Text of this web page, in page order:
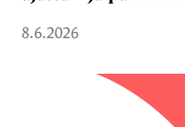
8.6.2026